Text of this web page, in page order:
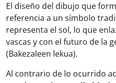
El diseño del dibujo que
referencia a un símbolo
representa el sol, lo que
vascas y con el futuro de la
(Bakezaleen lekua).
Al contrario de lo ocurrido